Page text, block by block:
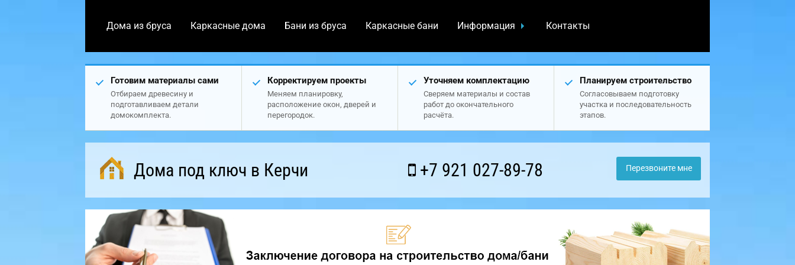
Дома из бруса Каркасные дома Бани из бруса Каркасные бани Информация Контакты
Готовим материалы сами
Отбираем древесину и
подготавливаем детали
домокомплекта.
Корректируем проекты
Меняем планировку,
расположение окон, дверей и
перегородок.
Уточняем комплектацию
Сверяем материалы и состав
работ до окончательного
расчёта.
Планируем строительство
Согласовываем подготовку
участка и последовательность
этапов.
Дома под ключ в Керчи +7 921 027-89-78 Перезвоните мне